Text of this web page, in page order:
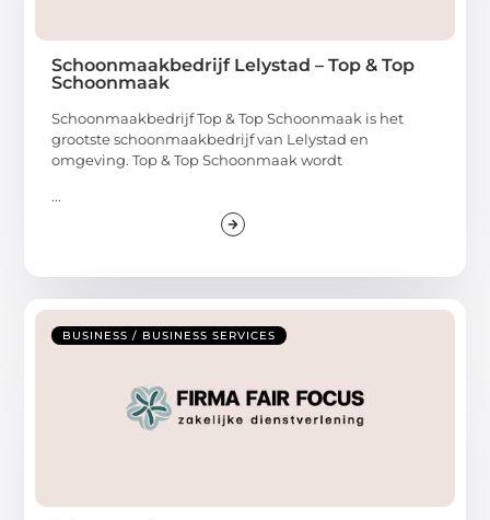
Schoonmaakbedrijf Lelystad – Top & Top
Schoonmaak
Schoonmaakbedrijf Top & Top Schoonmaak is het
grootste schoonmaakbedrijf van Lelystad en
omgeving. Top & Top Schoonmaak wordt
...
BUSINESS / BUSINESS SERVICES